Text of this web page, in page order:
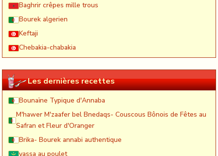
Baghrir crêpes mille trous
Bourek algerien
Keftaji
Chebakia-chabakia
Les dernières recettes
Bounaïne Typique d'Annaba
M'hawer M'zaafer bel Bnedaqs- Couscous Bônois de Fêtes au
Safran et Fleur d'Oranger
Brika- Bourek annabi authentique
yassa au poulet